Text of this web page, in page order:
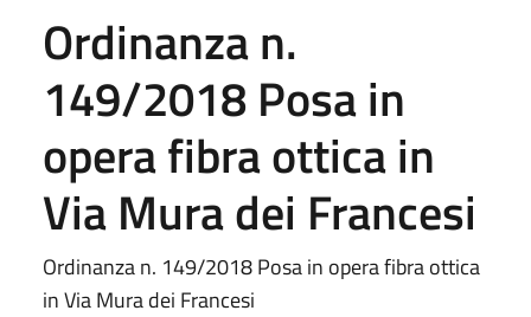
Ordinanza n.
149/2018 Posa in
opera fibra ottica in
Via Mura dei Francesi
Ordinanza n. 149/2018 Posa in opera fibra ottica
in Via Mura dei Francesi